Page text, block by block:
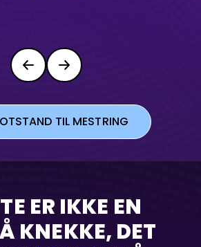
TIL MESTRING
ER IKKE EN
KNEKKE, DET